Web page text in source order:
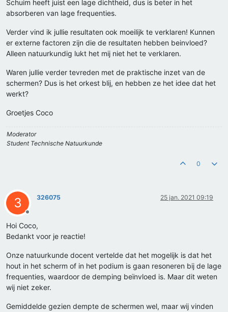
Schuim heeft juist een lage dichtheid, dus is beter in het
absorberen van lage frequenties.
Verder vind ik jullie resultaten ook moeilijk te verklaren! Kunnen
er externe factoren zijn die de resultaten hebben beinvloed?
Alleen natuurkundig lukt het mij niet het te verklaren.
Waren jullie verder tevreden met de praktische inzet van de
schermen? Dus is het orkest blij, en hebben ze het idee dat het
werkt?
Groetjes Coco
Moderator
Student Technische Natuurkunde
0
3
Offline
326075 25 jan. 2021 09:19
Hoi Coco,
Bedankt voor je reactie!
Onze natuurkunde docent vertelde dat het mogelijk is dat het
hout in het scherm of in het podium is gaan resoneren bij de lage
frequenties, waardoor de demping beïnvloed is. Maar dit weten
wij niet zeker.
Gemiddelde gezien dempte de schermen wel, maar wij vinden